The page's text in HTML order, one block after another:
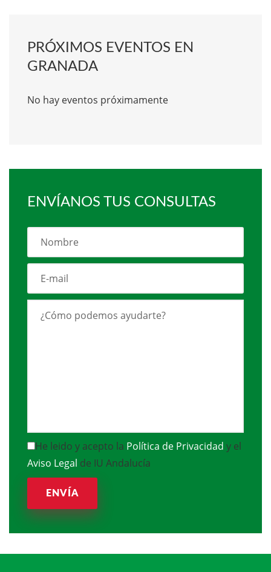
PRÓXIMOS EVENTOS EN
GRANADA
No hay eventos próximamente
ENVÍANOS TUS CONSULTAS
He leido y acepto la Política de Privacidad y el
Aviso Legal de IU Andalucía
ENVÍA